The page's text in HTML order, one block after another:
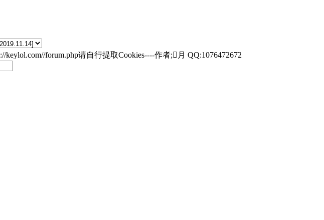
forum.php请自行提取Cookies----作者;月 QQ:1076472672